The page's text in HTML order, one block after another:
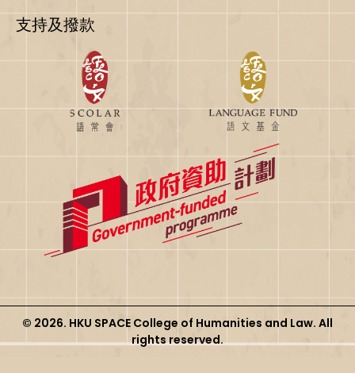
支持及撥款
© 2026. HKU SPACE College of Humanities and Law. All
rights reserved.